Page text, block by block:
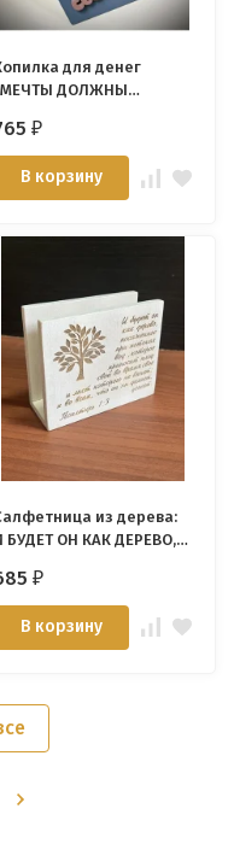
для денег
ДОЛЖНЫ
₽
В корзину
из дерева:
БУДЕТ ОН КАК ДЕРЕВО,
ВОД… Пс 1:3 /
₽
В корзину